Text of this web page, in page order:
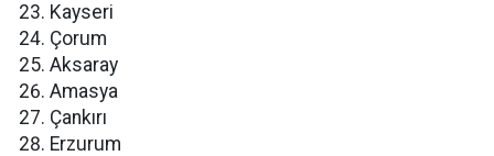
Kayseri
Çorum
Aksaray
Amasya
Çankırı
Erzurum